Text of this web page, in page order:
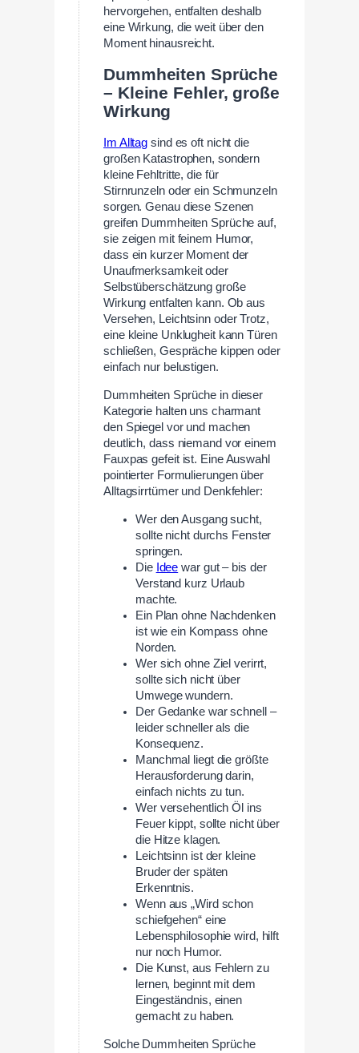
hervorgehen, entfalten deshalb
eine Wirkung, die weit über den
Moment hinausreicht.
Dummheiten Sprüche
– Kleine Fehler, große
Wirkung
Im Alltag sind es oft nicht die
großen Katastrophen, sondern
kleine Fehltritte, die für
Stirnrunzeln oder ein Schmunzeln
sorgen. Genau diese Szenen
greifen Dummheiten Sprüche auf,
sie zeigen mit feinem Humor,
dass ein kurzer Moment der
Unaufmerksamkeit oder
Selbstüberschätzung große
Wirkung entfalten kann. Ob aus
Versehen, Leichtsinn oder Trotz,
eine kleine Unklugheit kann Türen
schließen, Gespräche kippen oder
einfach nur belustigen.
Dummheiten Sprüche in dieser
Kategorie halten uns charmant
den Spiegel vor und machen
deutlich, dass niemand vor einem
Fauxpas gefeit ist. Eine Auswahl
pointierter Formulierungen über
Alltagsirrtümer und Denkfehler:
Wer den Ausgang sucht,
sollte nicht durchs Fenster
springen.
Die Idee war gut – bis der
Verstand kurz Urlaub
machte.
Ein Plan ohne Nachdenken
ist wie ein Kompass ohne
Norden.
Wer sich ohne Ziel verirrt,
sollte sich nicht über
Umwege wundern.
Der Gedanke war schnell –
leider schneller als die
Konsequenz.
Manchmal liegt die größte
Herausforderung darin,
einfach nichts zu tun.
Wer versehentlich Öl ins
Feuer kippt, sollte nicht über
die Hitze klagen.
Leichtsinn ist der kleine
Bruder der späten
Erkenntnis.
Wenn aus „Wird schon
schiefgehen“ eine
Lebensphilosophie wird, hilft
nur noch Humor.
Die Kunst, aus Fehlern zu
lernen, beginnt mit dem
Eingeständnis, einen
gemacht zu haben.
Solche Dummheiten Sprüche